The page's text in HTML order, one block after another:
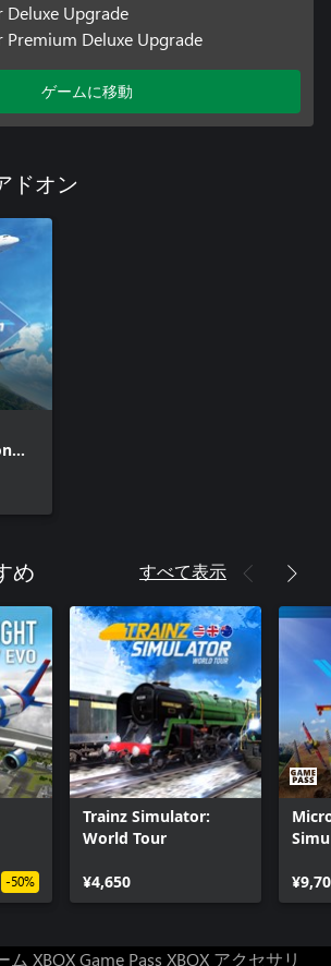
Upgrade
Deluxe Upgrade
ゲームに移動
ドオン
め すべて表示
-50%
Trainz Simulator:
World Tour
¥4,650
ム XBOX Game Pass XBOX アクセサリ